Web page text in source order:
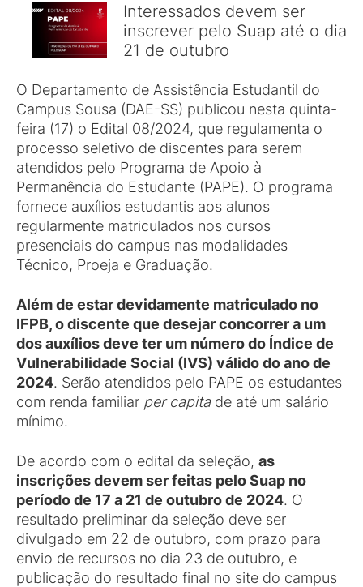
Interessados devem ser
inscrever pelo Suap até o dia
21 de outubro
O Departamento de Assistência Estudantil do
Campus Sousa (DAE-SS) publicou nesta quinta-
feira (17) o Edital 08/2024, que regulamenta o
processo seletivo de discentes para serem
atendidos pelo Programa de Apoio à
Permanência do Estudante (PAPE). O programa
fornece auxílios estudantis aos alunos
regularmente matriculados nos cursos
presenciais do campus nas modalidades
Técnico, Proeja e Graduação.
Além de estar devidamente matriculado no
IFPB, o discente que desejar concorrer a um
dos auxílios deve ter um número do Índice de
Vulnerabilidade Social (IVS) válido do ano de
2024. Serão atendidos pelo PAPE os estudantes
com renda familiar per capitade até um salário
mínimo.
De acordo com o edital da seleção, as
inscrições devem ser feitas pelo Suap no
período de 17 a 21 de outubro de 2024. O
resultado preliminar da seleção deve ser
divulgado em 22 de outubro, com prazo para
envio de recursos no dia 23 de outubro, e
publicação do resultado final no site do campus